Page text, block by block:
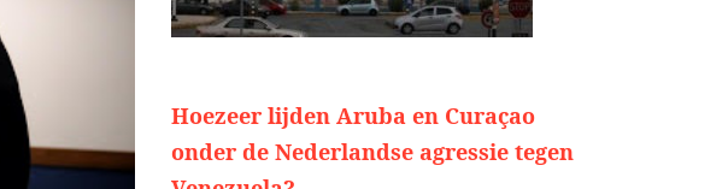
Hoezeer lijden Aruba en Curaçao
onder de Nederlandse agressie tegen